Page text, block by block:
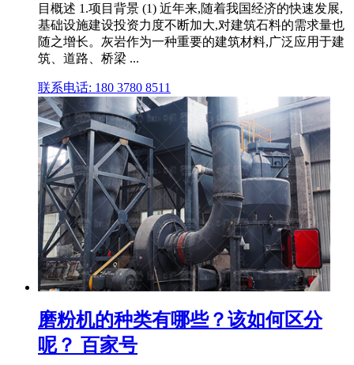
目概述 1.项目背景 (1) 近年来,随着我国经济的快速发展,
基础设施建设投资力度不断加大,对建筑石料的需求量也
随之增长。灰岩作为一种重要的建筑材料,广泛应用于建
筑、道路、桥梁 ...
联系电话: 180 3780 8511
磨粉机的种类有哪些？该如何区分
呢？ 百家号